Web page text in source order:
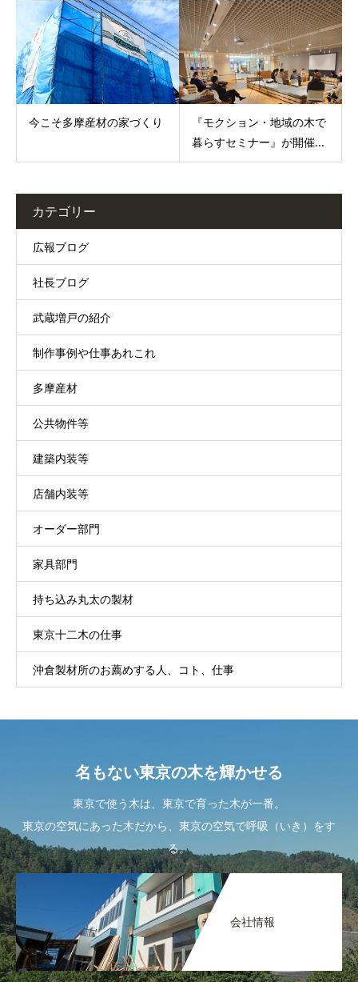
今こそ多摩産材の家づくり
『モクション・地域の木で
暮らすセミナー』が開催...
カテゴリー
広報ブログ
社長ブログ
武蔵増戸の紹介
制作事例や仕事あれこれ
多摩産材
公共物件等
建築内装等
店舗内装等
オーダー部門
家具部門
持ち込み丸太の製材
東京十二木の仕事
沖倉製材所のお薦めする人、コト、仕事
名もない東京の木を輝かせる
東京で使う木は、東京で育った木が一番。
東京の空気にあった木だから、東京の空気で呼吸（いき）をす
る。
会社情報